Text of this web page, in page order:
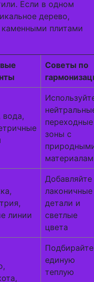
Если в одном
дерево,
плитами
Советы по
вода,
переходные
зоны с
линии
Добавляйте
лаконичные
детали и
светлые
цвета
Подбирайте
единую
теплую